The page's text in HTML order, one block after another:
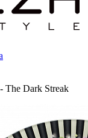
The Dark Streak